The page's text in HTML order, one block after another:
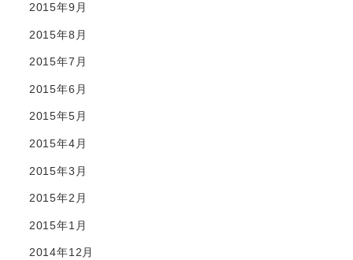
2015年9月
2015年8月
2015年7月
2015年6月
2015年5月
2015年4月
2015年3月
2015年2月
2015年1月
2014年12月